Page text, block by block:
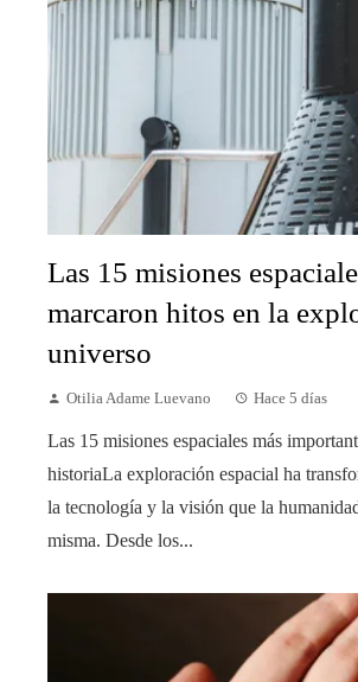
Las 15 misiones
marcaron hitos en la
universo
Otilia Adame Luevano Hace 5 días
Las 15 misiones espaciales más
historiaLa exploración espacial ha
la tecnología y la visión que la
misma. Desde los...